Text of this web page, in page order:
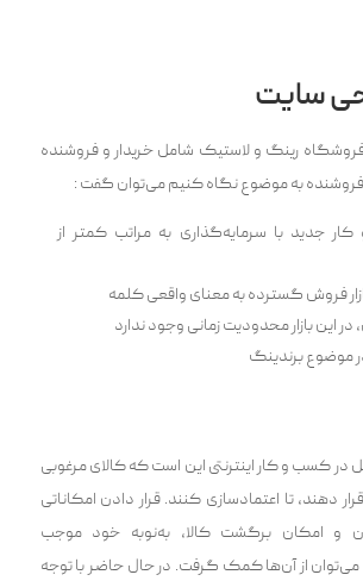
سایت
رینگ و لاستیک شامل خریدار و فروشنده
به موضوع نگاه کنیم می‌توان گفت :
جدید با سرمایه‌گذاری به مراتب کمتر از
فروش گسترده به معنای واقعی کلمه
این بازار محدودیت زمانی وجود ندارد
موضوع برندینگ
در کسب و کار اینترنتی این است که کالای مرغوبی
دهند، تا اعتماد‌سازی کنند. قرار دادن امکاناتی
و امکان برگشت کالا، به‌نوبه خود موجب
از آن‌ها کمک گرفت. در حال حاضر با توجه